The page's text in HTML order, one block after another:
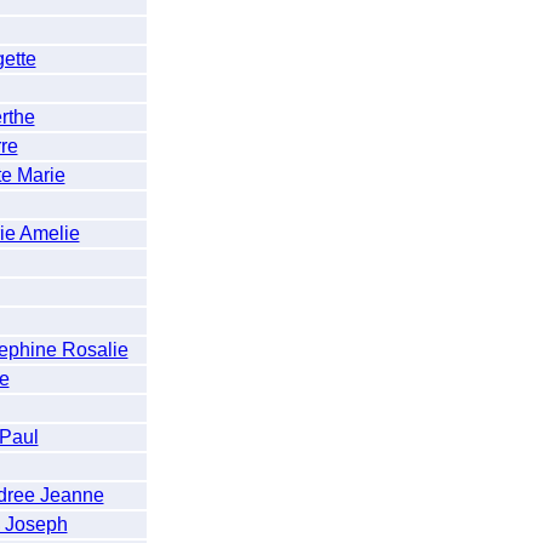
Marie
Amelie
Rosalie
Jeanne
Joseph